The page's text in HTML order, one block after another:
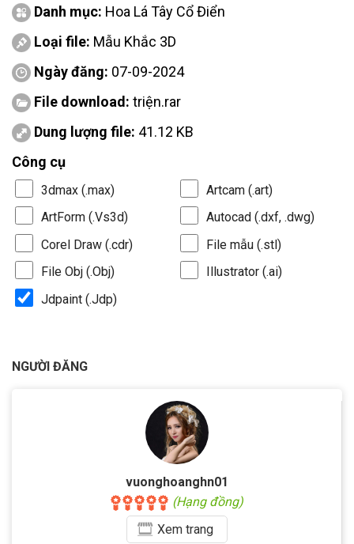
Danh mục: Hoa Lá Tây Cổ Điển
Loại file: Mẫu Khắc 3D
Ngày đăng: 07-09-2024
File download: triện.rar
Dung lượng file: 41.12 KB
Công cụ
3dmax (.max)
Artcam (.art)
ArtForm (.Vs3d)
Autocad (.dxf, .dwg)
Corel Draw (.cdr)
File mẫu (.stl)
File Obj (.Obj)
Illustrator (.ai)
Jdpaint (.Jdp)
NGƯỜI ĐĂNG
vuonghoanghn01
(Hạng đồng)
Xemtrang